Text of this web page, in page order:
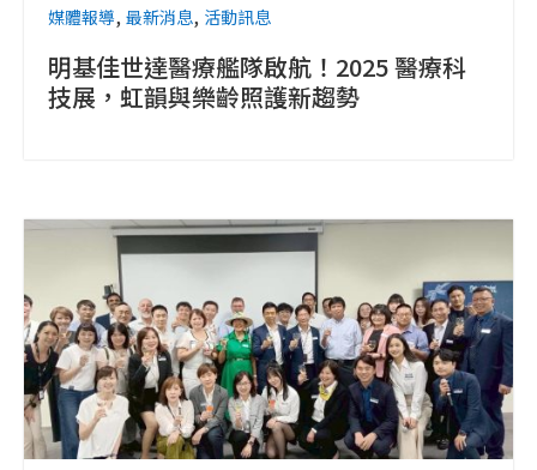
媒體報導, 最新消息, 活動訊息
明基佳世達醫療艦隊啟航！2025 醫療科
技展，虹韻與樂齡照護新趨勢